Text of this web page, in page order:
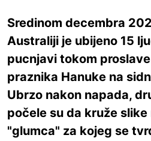
Sredinom decembra
Australiji je ubijeno 15
pucnjavi tokom
praznika Hanuke na
Ubrzo nakon napada,
počele su da kruže
"glumca" za kojeg se